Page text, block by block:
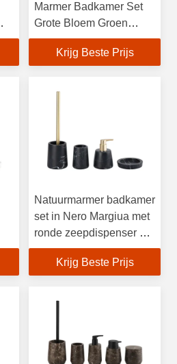
Marmer Badkamer Set
Grote Bloem Groen
Ontwerp met Hand Zeep
Dispenser
Krijg Beste Prijs
Natuurmarmer badkamer
set in Nero Margiua met
ronde zeepdispenser en
bureauaccessoires
Krijg Beste Prijs